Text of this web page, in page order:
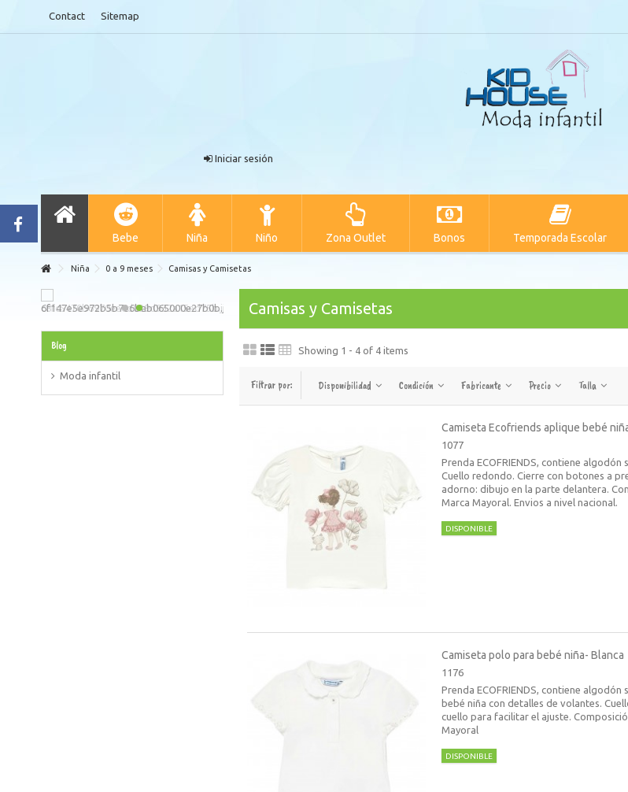
Contact Sitemap
Iniciar sesión
Bebe Niña Niño Zona Outlet Bonos Temporada Escolar
Niña 0 a 9 meses Camisas y Camisetas
Camisas y Camisetas
Showing 1 - 4 of 4 items
Filtrar por: Disponibilidad Condición Fabricante Precio Talla
Camiseta Ecofriends aplique bebé
1077
Prenda ECOFRIENDS, contiene
Cuello redondo. Cierre con botones a
adorno: dibujo en la parte delantera.
Marca Mayoral. Envios a nivel nacional.
DISPONIBLE
Camiseta polo para bebé niña- Blanca
1176
Prenda ECOFRIENDS, contiene
bebé niña con detalles de volantes.
cuello para facilitar el ajuste.
Mayoral
DISPONIBLE
Blog
Moda infantil